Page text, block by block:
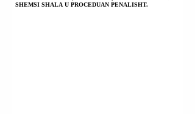
SHEMSI SHALA U PROCEDUAN PENALISHT.